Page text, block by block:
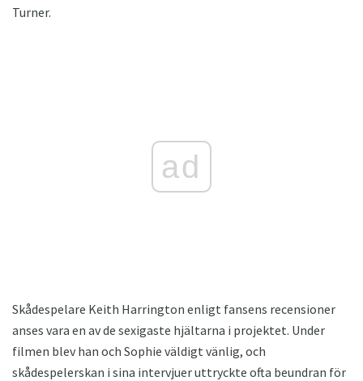
Turner.
ad
Skådespelare Keith Harrington enligt fansens recensioner
anses vara en av de sexigaste hjältarna i projektet. Under
filmen blev han och Sophie väldigt vänlig, och
skådespelerskan i sina intervjuer uttryckte ofta beundran för